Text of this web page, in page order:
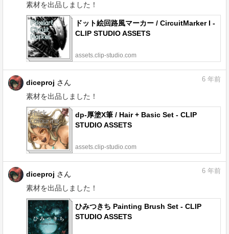
素材を出品しました！
ドット絵回路風マーカー / CircuitMarker I -
CLIP STUDIO ASSETS
assets.clip-studio.com
diceproj さん
素材を出品しました！
6 年前
dp-厚塗X筆 / Hair + Basic Set - CLIP
STUDIO ASSETS
assets.clip-studio.com
diceproj さん
素材を出品しました！
6 年前
ひみつきち Painting Brush Set - CLIP
STUDIO ASSETS